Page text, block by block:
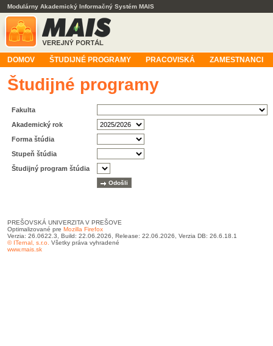
Modulárny Akademický Informačný Systém MAIS
DOMOV ŠTUDIJNÉ PROGRAMY PRACOVISKÁ ZAMESTNANCI
Študijné programy
Fakulta
Akademický rok
Forma štúdia
Stupeň štúdia
Študijný program štúdia
PREŠOVSKÁ UNIVERZITA V PREŠOVE
Optimalizované pre Mozilla Firefox
Verzia: 26.0622.3, Build: 22.06.2026, Release: 22.06.2026, Verzia DB: 26.6.18.1
© ITernal, s.r.o. Všetky práva vyhradené
www.mais.sk